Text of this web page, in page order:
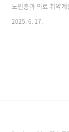
노인층과 의료 취약
습니다.이러한 상황을
안과 검진이 무엇인
2025. 6. 17.